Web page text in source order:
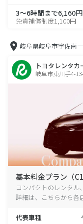
3～6時間まで6,160円
免責補償制度1,100円
岐阜県岐阜市宇佐南
トヨタレンタカ
岐阜市東川手4-
基本料金プラン（C1
コンパクトのレンタル
詳細は、こちらから各
代表車種